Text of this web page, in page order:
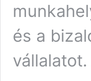
és a